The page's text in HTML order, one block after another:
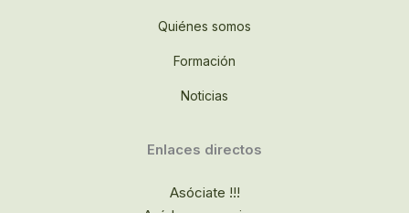
Quiénes somos
Formación
Noticias
Enlaces directos
Asóciate !!!